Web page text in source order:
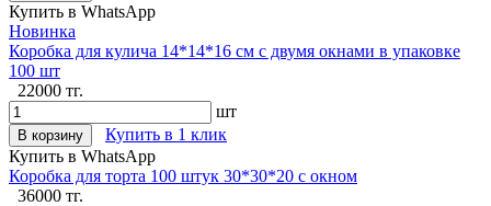
Купить в WhatsApp
Новинка
Коробка для кулича 14*14*16 см с двумя окнами в упаковке
100 шт
22000 тг.
шт
В корзину
Купить в 1 клик
Купить в WhatsApp
Коробка для торта 100 штук 30*30*20 с окном
36000 тг.